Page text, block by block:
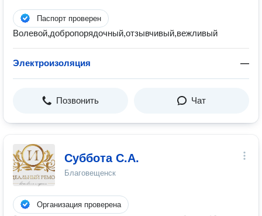
Паспорт проверен
Волевой,добропорядочный,отзывчивый,вежливый
Электроизоляция —
Позвонить Чат
Суббота С.А.
Благовещенск
Организация проверена